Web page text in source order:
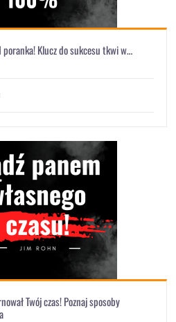
poranka! Klucz do sukcesu tkwi w…
Twój czas! Poznaj sposoby